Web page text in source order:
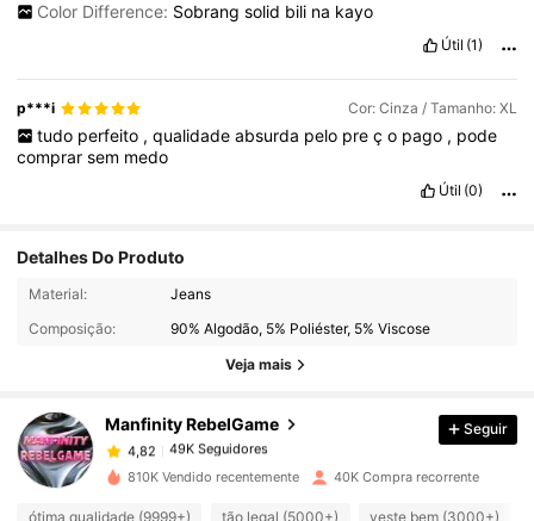
Color Difference: Sobrang solid bili na kayo
Útil (1)
p***i Cor: Cinza / Tamanho: XL
tudo perfeito , qualidade absurda pelo pre ç o pago , pode
comprarsem medo
Útil (0)
Detalhes Do Produto
Material:
Jeans
Composição:
90% Algodão, 5% Poliéster, 5% Viscose
Veja mais
Manfinity RebelGame
49K Seguidores
4,82
49K Seguidores
r***o
pago1 dia atrás
4,82
Seguir
810K Vendido recentemente 40K Compra recorrente
ótima qualidade (9999+) tão legal (5000+) veste bem (3000+)